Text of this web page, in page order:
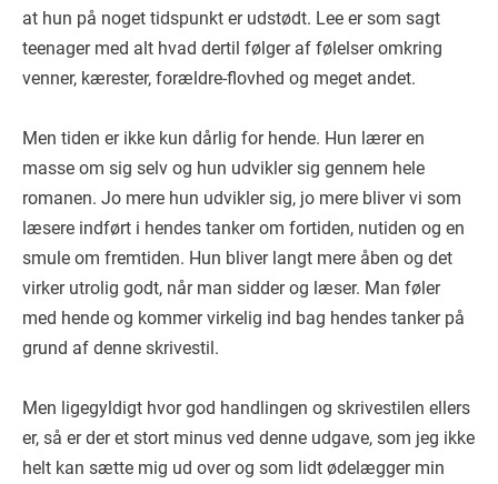
at hun på noget tidspunkt er udstødt. Lee er som sagt
teenager med alt hvad dertil følger af følelser omkring
venner, kærester, forældre-flovhed og meget andet.
Men tiden er ikke kun dårlig for hende. Hun lærer en
masse om sig selv og hun udvikler sig gennem hele
romanen. Jo mere hun udvikler sig, jo mere bliver vi som
læsere indført i hendes tanker om fortiden, nutiden og en
smule om fremtiden. Hun bliver langt mere åben og det
virker utrolig godt, når man sidder og læser. Man føler
med hende og kommer virkelig ind bag hendes tanker på
grund af denne skrivestil.
Men ligegyldigt hvor god handlingen og skrivestilen ellers
er, så er der et stort minus ved denne udgave, som jeg ikke
helt kan sætte mig ud over og som lidt ødelægger min